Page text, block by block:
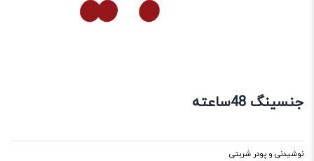
جنسینگ 48ساعته
نوشیدنی و پودر شربتی